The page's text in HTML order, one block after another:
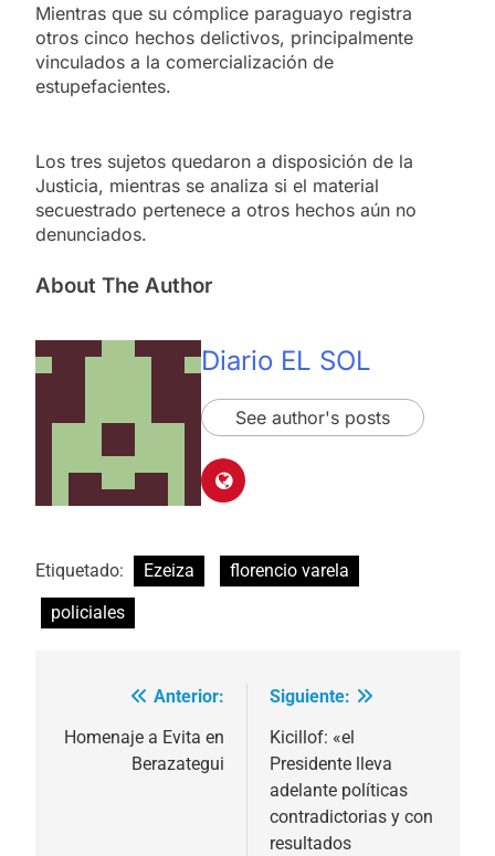
Mientras que su cómplice paraguayo registra
otros cinco hechos delictivos, principalmente
vinculados a la comercialización de
estupefacientes.
Los tres sujetos quedaron a disposición de la
Justicia, mientras se analiza si el material
secuestrado pertenece a otros hechos aún no
denunciados.
About The Author
Diario EL SOL
See author's posts
Etiquetado: Ezeiza
florencio varela
policiales
Navegación
de
Anterior:
Homenaje a Evita en
Berazategui
Siguiente:
Kicillof: «el
Presidente lleva
adelante políticas
contradictorias y con
resultados